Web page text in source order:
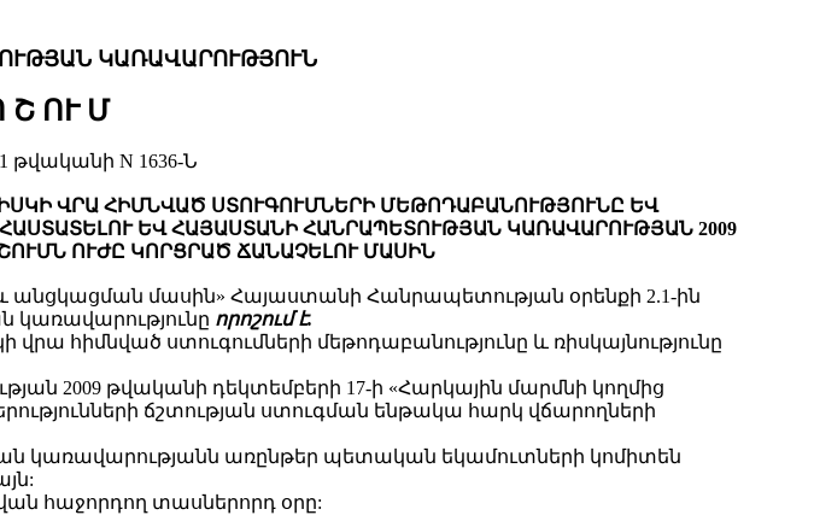
ԿԱՌԱՎԱՐՈՒԹՅՈՒՆ
Շ ՈՒ Մ
թվականի N 1636-Ն
ՎՐԱ ՀԻՄՆՎԱԾ ՍՏՈՒԳՈՒՄՆԵՐԻ ՄԵԹՈԴԱԲԱՆՈՒԹՅՈՒՆԸ ԵՎ
ԵՎ ՀԱՅԱՍՏԱՆԻ ՀԱՆՐԱՊԵՏՈՒԹՅԱՆ ԿԱՌԱՎԱՐՈՒԹՅԱՆ 2009
ՈՒԺԸ ԿՈՐՑՐԱԾ ՃԱՆԱՉԵԼՈՒ ՄԱՍԻՆ
մասին» Հայաստանի Հանրապետության օրենքի 2.1-ին
որոշում է.
հիմնված ստուգումների մեթոդաբանությունը և ռիսկայնությունը
2009 թվականի դեկտեմբերի 17-ի «Հարկային մարմնի կողմից
ճշտության ստուգման ենթակա հարկ վճարողների
կառավարությանն առընթեր պետական եկամուտների կոմիտեն
հաջորդող տասներորդ օրը: